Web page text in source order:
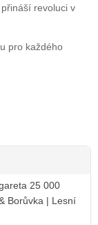
revoluci v
pro každého
25 000
Borůvka | Lesní